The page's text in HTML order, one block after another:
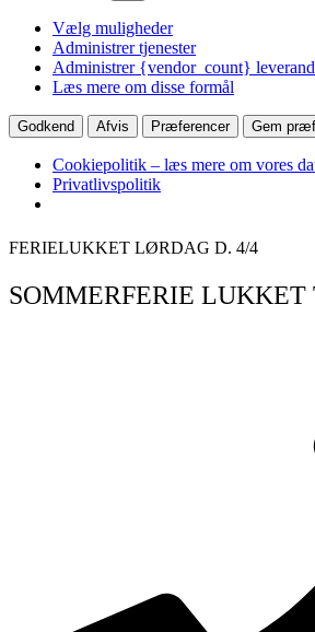
Vælg muligheder
Administrer tjenester
Administrer {vendor_count}
Læs mere om disse formål
Godkend Afvis Præferencer Gem
Cookiepolitik – læs mere om vores
Privatlivspolitik
Videre
til
FERIELUKKET LØRDAG D. 4/4
SOMMERFERIE LUKKET